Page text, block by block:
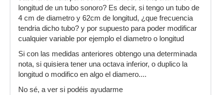
longitud de un tubo sonoro? Es decir, si tengo un tubo de
4 cm de diametro y 62cm de longitud, ¿que frecuencia
tendria dicho tubo? y por supuesto para poder modificar
cualquier variable por ejemplo el diametro o longitud
Si con las medidas anteriores obtengo una determinada
nota, si quisiera tener una octava inferior, o duplico la
longitud o modifico en algo el diamero....
No sé, a ver si podéis ayudarme